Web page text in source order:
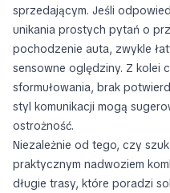
sprzedającym. Jeśli
unikania prostych pytań o
pochodzenie auta, zwykle
sensowne oględziny. Z kolei
sformułowania, brak
styl komunikacji mogą
ostrożność.
Niezależnie od tego, czy
praktycznym nadwoziem
długie trasy, które poradzi